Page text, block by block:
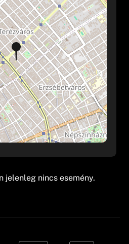
jelenleg nincs esemény.